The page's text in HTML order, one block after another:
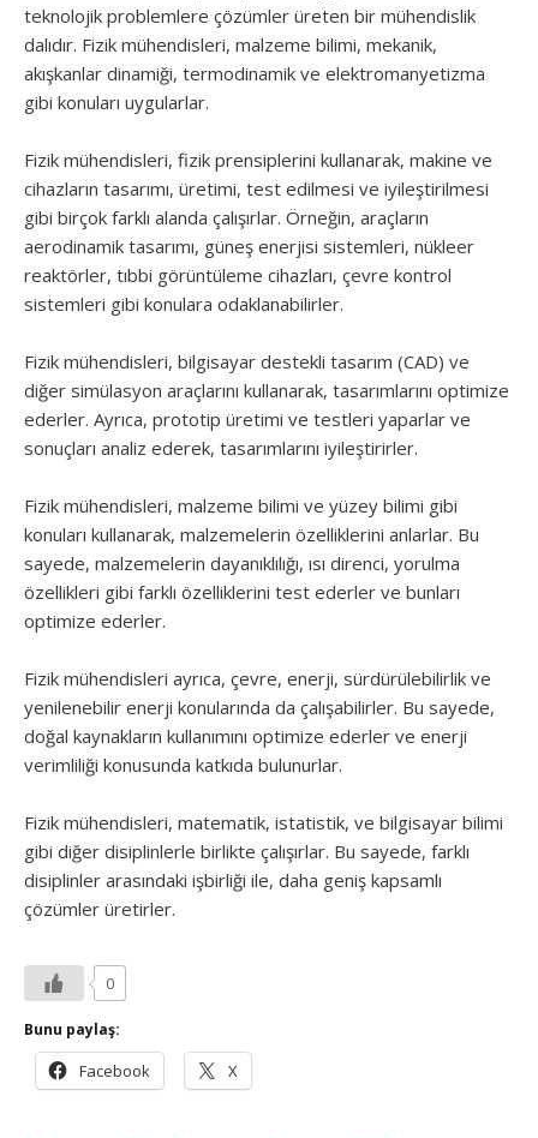
teknolojik problemlere çözümler üreten bir mühendislik
dalıdır. Fizik mühendisleri, malzeme bilimi, mekanik,
akışkanlar dinamiği, termodinamik ve elektromanyetizma
gibi konuları uygularlar.
Fizik mühendisleri, fizik prensiplerini kullanarak, makine ve
cihazların tasarımı, üretimi, test edilmesi ve iyileştirilmesi
gibi birçok farklı alanda çalışırlar. Örneğin, araçların
aerodinamik tasarımı, güneş enerjisi sistemleri, nükleer
reaktörler, tıbbi görüntüleme cihazları, çevre kontrol
sistemleri gibi konulara odaklanabilirler.
Fizik mühendisleri, bilgisayar destekli tasarım (CAD) ve
diğer simülasyon araçlarını kullanarak, tasarımlarını optimize
ederler. Ayrıca, prototip üretimi ve testleri yaparlar ve
sonuçları analiz ederek, tasarımlarını iyileştirirler.
Fizik mühendisleri, malzeme bilimi ve yüzey bilimi gibi
konuları kullanarak, malzemelerin özelliklerini anlarlar. Bu
sayede, malzemelerin dayanıklılığı, ısı direnci, yorulma
özellikleri gibi farklı özelliklerini test ederler ve bunları
optimize ederler.
Fizik mühendisleri ayrıca, çevre, enerji, sürdürülebilirlik ve
yenilenebilir enerji konularında da çalışabilirler. Bu sayede,
doğal kaynakların kullanımını optimize ederler ve enerji
verimliliği konusunda katkıda bulunurlar.
Fizik mühendisleri, matematik, istatistik, ve bilgisayar bilimi
gibi diğer disiplinlerle birlikte çalışırlar. Bu sayede, farklı
disiplinler arasındaki işbirliği ile, daha geniş kapsamlı
çözümler üretirler.
0
Bunu paylaş:
Facebook X